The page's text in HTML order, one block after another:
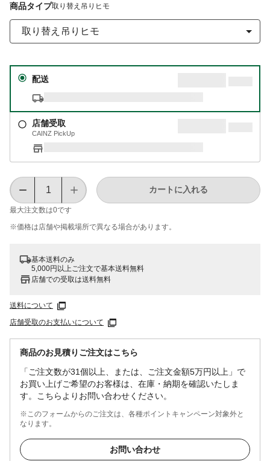
商品タイプ取り替え吊りヒモ
取り替え吊りヒモ
配送
店舗受取
CAINZ PickUp
最大注文数は0です
カートに入れる
※価格は​店舗や​掲載場所で​異なる​場合が​あります。
基本送料のみ
5,000円以上ご注文で基本送料無料
店舗での受取は送料無料
送料について
店舗受取のお支払いについて
商品のお見積りご注文はこちら
「ご注文数が31個以上、または、ご注文金額5万円以上」で
お買い上げご希望のお客様は、在庫・納期を確認いたしま
す。こちらよりお問い合わせください。
※このフォームからのご注文は、各種ポイントキャンペーン対象外と
なります。
お問い合わせ